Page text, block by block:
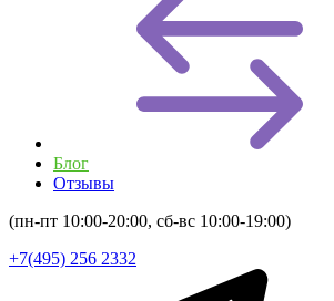
Блог
Отзывы
(пн-пт 10:00-20:00, сб-вс 10:00-19:00)
+7(495) 256 2332